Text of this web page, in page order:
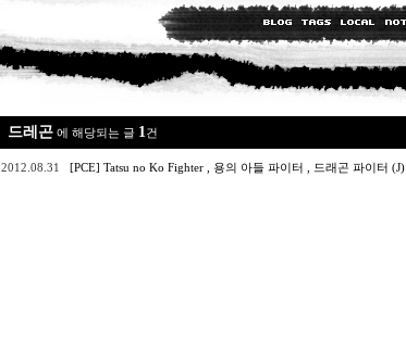
드레곤 에 해당되는 글 1건
2012.08.31 [PCE] Tatsu no Ko Fighter , 용의 아들 파이터 , 드래곤 파이터 (J)